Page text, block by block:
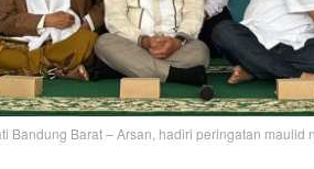
Bandung Barat – Arsan, hadiri peringatan maulid